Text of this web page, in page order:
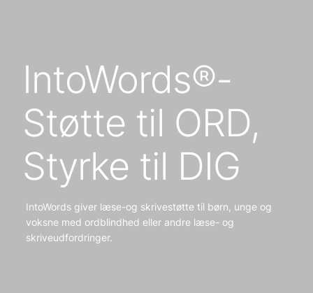
IntoWords®-
Støtte til ORD,
Styrke til DIG
IntoWords giver læse-og skrivestøtte til børn, unge og
voksne med ordblindhed eller andre læse- og
skriveudfordringer.